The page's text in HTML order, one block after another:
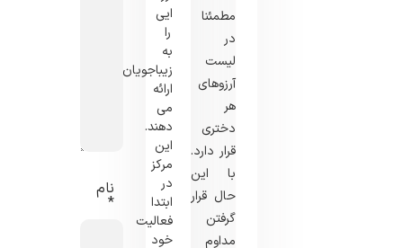
مطمئنا
در
لیست
آرزوهای
هر
دختری
قرار دارد.
با این
حال قرار
گرفتن
مداوم
ایی
را
به
زیباجویان
ارائه
می
دهند.
این
مرکز
در
ابتدا
فعالیت
خود
نام
*